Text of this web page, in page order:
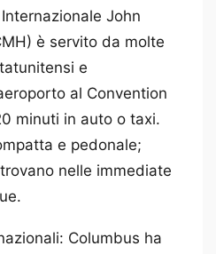
John
è servito da molte
e
al Convention
minuti in auto o taxi.
e pedonale;
nelle immediate
Columbus ha